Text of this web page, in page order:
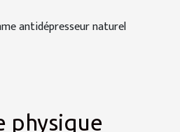
antidépresseur naturel
physique